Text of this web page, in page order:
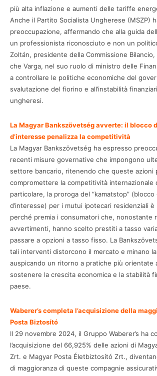
più alta inflazione e aumenti delle tariffe
Anche il Partito Socialista Ungherese (MSZP)
preoccupazione, affermando che alla guida
un professionista riconosciuto e non un
Zoltán, presidente della Commissione
che Varga, nel suo ruolo di ministro delle
a controllare le politiche economiche del
svalutazione del fiorino e all’instabilità
ungheresi.
La Magyar Bankszövetség avverte: il blocco
d’interesse penalizza la competitività
La Magyar Bankszövetség ha espresso
recenti misure governative che impongono
settore bancario, ritenendo che queste azioni
compromettere la competitività internazionale
particolare, la proroga del “kamatstop” (blocco
d’interesse) per i mutui ipotecari residenziali
perché premia i consumatori che, nonostante
avvertimenti, hanno scelto prestiti a tasso
passare a opzioni a tasso fisso. La
tali interventi distorcono il mercato e minano
auspicando un ritorno a pratiche più orientate
sostenere la crescita economica e la stabilità
paese.
Waberer’s completa l’acquisizione della
Posta Biztosító
Il 29 novembre 2024, il Gruppo Waberer’s ha
l’acquisizione del 66,925% delle azioni di
Zrt. e Magyar Posta Életbiztosító Zrt.,
di maggioranza di queste compagnie